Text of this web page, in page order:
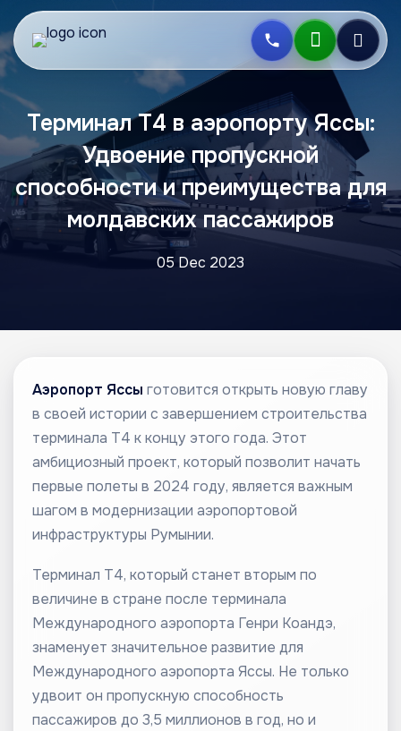
Терминал Т4 в аэропорту Яссы:
Удвоение пропускной
способности и преимущества для
молдавских пассажиров
05 Dec 2023
Аэропорт Яссы готовится открыть новую главу
в своей истории с завершением строительства
терминала Т4 к концу этого года. Этот
амбициозный проект, который позволит начать
первые полеты в 2024 году, является важным
шагом в модернизации аэропортовой
инфраструктуры Румынии.
Терминал Т4, который станет вторым по
величине в стране после терминала
Международного аэропорта Генри Коандэ,
знаменует значительное развитие для
Международного аэропорта Яссы. Не только
удвоит он пропускную способность
пассажиров до 3,5 миллионов в год, но и